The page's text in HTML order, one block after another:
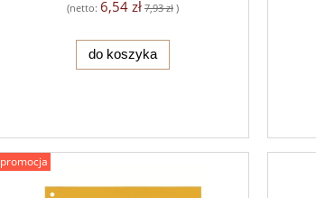
(netto: 6,54 zł 7,93 zł )
do koszyka
promocja